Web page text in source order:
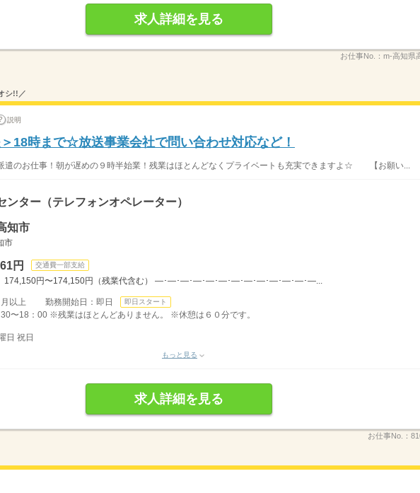
求人詳細を見る
お仕事No.： m-高知県
シ!!／
説明
18時まで☆放送事業会社で問い合わせ対応など！
遣のお仕事！朝が遅めの９時半始業！残業はほとんどなくプライベートも充実できますよ☆ 【お願い...
ンター（テレフォンオペレーター）
知市
市
円 交通費一部支給
】174,150円〜174,150円（残業代含む） ―･―･―･―･―･―･―･―･―･―･―･―･―...
月以上 勤務開始日：即日 即日スタート
〜18：00 ※残業はほとんどありません。 ※休憩は６０分です。
日 祝日
もっと見る
求人詳細を見る
お仕事No.：